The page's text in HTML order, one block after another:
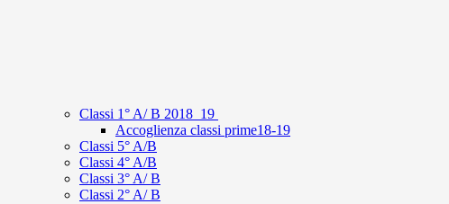
Classi 1° A/ B 2018_19
Accoglienza classi prime18-19
Classi 5° A/B
Classi 4° A/B
Classi 3° A/ B
Classi 2° A/ B